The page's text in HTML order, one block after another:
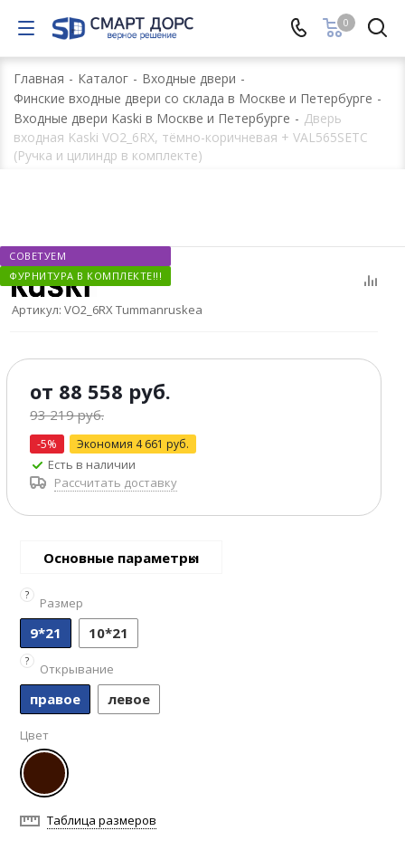
0
Главная - Каталог - Входные двери -
Финские входные двери со склада в Москве и Петербурге -
Входные двери Kaski в Москве и Петербурге - Дверь
входная Kaski VO2_6RX, тёмно-коричневая + VAL565SETC
(Ручка и цилиндр в комплекте)
СОВЕТУЕМ
ФУРНИТУРА В КОМПЛЕКТЕ!!!
Артикул: VO2_6RX Tummanruskea
от 88 558 руб.
93 219 руб.
-5% Экономия 4 661 руб.
Есть в наличии
Рассчитать доставку
Основные параметры
?
Размер
9*21 10*21
?
Открывание
правое левое
Цвет
Таблица размеров